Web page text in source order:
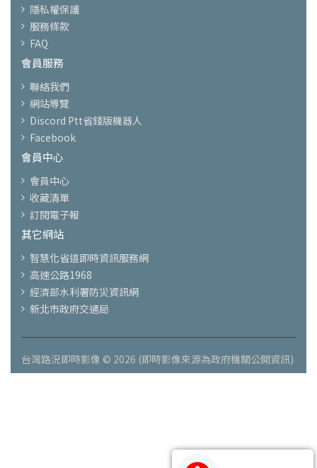
隱私權保護
服務條款
FAQ
會員服務
聯絡我們
網站導覽
Discord Ptt省錢版機器人
Facebook
會員中心
會員中心
收藏清單
訂閱電子報
其它網站
智慧化省道即時資訊服務網
高速公路1968
經濟部水利署防災資訊網
新北市政府交通局
台灣路況即時影像 © 2026 (即時影像來源為政府機關公開資訊)